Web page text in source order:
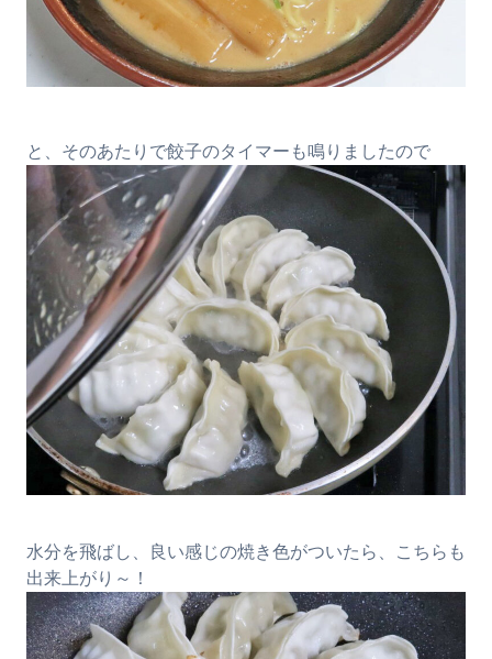
と、そのあたりで餃子のタイマーも鳴りましたので
水分を飛ばし、良い感じの焼き色がついたら、こちらも
出来上がり～！